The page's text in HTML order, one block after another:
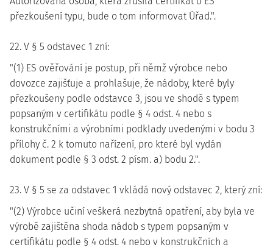
přezkoušení typu, bude o tom informovat Úřad.".
22. V § 5 odstavec 1 zní:
"(1) ES ověřování je postup, při němž výrobce nebo
dovozce zajišťuje a prohlašuje, že nádoby, které byly
přezkoušeny podle odstavce 3, jsou ve shodě s typem
popsaným v certifikátu podle § 4 odst. 4 nebo s
konstrukčními a výrobními podklady uvedenými v bodu 3
přílohy č. 2 k tomuto nařízení, pro které byl vydán
dokument podle § 3 odst. 2 písm. a) bodu 2.".
23. V § 5 se za odstavec 1 vkládá nový odstavec 2, který zní:
"(2) Výrobce učiní veškerá nezbytná opatření, aby byla ve
výrobě zajištěna shoda nádob s typem popsaným v
certifikátu podle § 4 odst. 4 nebo v konstrukčních a